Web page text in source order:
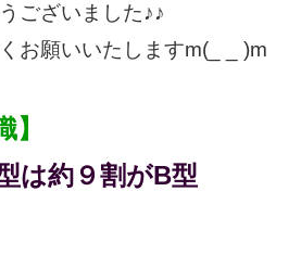
ございました♪♪
お願いいたしますm(_ _ )m
】
は約９割がB型